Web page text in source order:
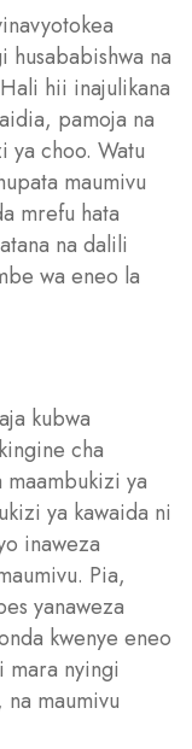
husababishwa na
hii inajulikana
pamoja na
ya choo. Watu
maumivu
mrefu hata
na dalili
wa eneo la
kubwa
cha
ya
ya kawaida ni
inaweza
Pia,
yanaweza
kwenye eneo
mara nyingi
maumivu